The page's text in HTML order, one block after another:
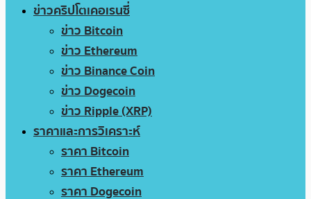
ข่าวคริปโตเคอเรนซี่
ข่าว Bitcoin
ข่าว Ethereum
ข่าว Binance Coin
ข่าว Dogecoin
ข่าว Ripple (XRP)
ราคาและการวิเคราะห์
ราคา Bitcoin
ราคา Ethereum
ราคา Dogecoin